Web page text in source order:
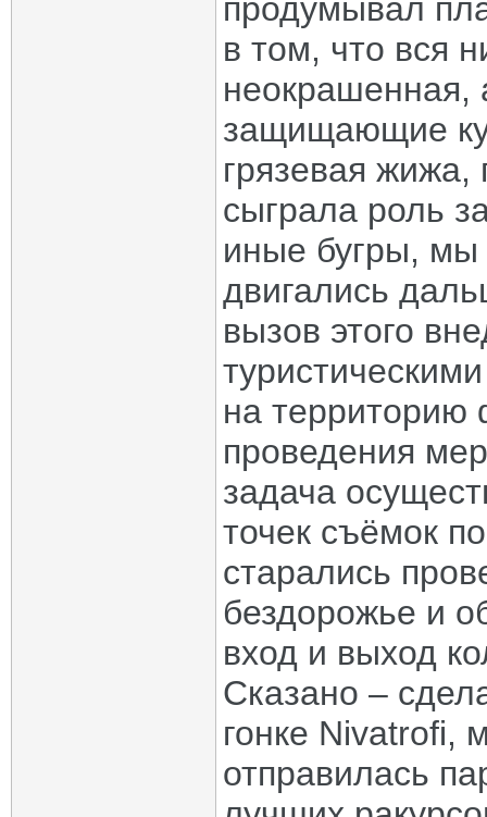
продумывал
в том, что вся
неокрашенная,
защищающие
грязевая
сыграла роль
иные бугры, мы
двигались
вызов этого
на территорию
проведения
задача
точек съёмок
старались
бездорожье и
вход и выход
Сказано –
гонке Nivatrofi,
отправилась